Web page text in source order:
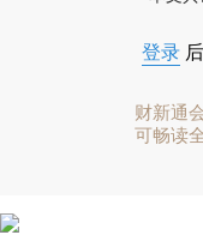
登录
财新通
可畅读